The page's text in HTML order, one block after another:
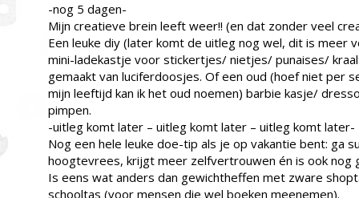
-nog 5 dagen-
Mijn creatieve brein leeft weer!! (en dat zonder veel
Een leuke diy (later komt de uitleg nog wel, dit is meer
mini-ladekastje voor stickertjes/ nietjes/ punaises/
gemaakt van luciferdoosjes. Of een oud (hoef niet per
mijn leeftijd kan ik het oud noemen) barbie kasje/
pimpen.
-uitleg komt later – uitleg komt later – uitleg komt later-
Nog een hele leuke doe-tip als je op vakantie bent: ga
hoogtevrees, krijgt meer zelfvertrouwen én is ook nog
Is eens wat anders dan gewichtheffen met zware
schooltas (voor mensen die wel boeken meenemen).